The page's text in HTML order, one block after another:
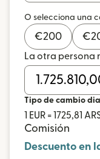
O selecciona una
€200 €
La otra persona
Tipo de cambio
1 EUR = 1725,81
Comisión
Descuento en